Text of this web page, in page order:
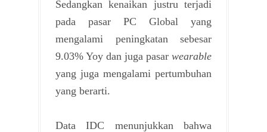
Sedangkan kenaikan justru terjadi
pada pasar PC Global yang
mengalami peningkatan sebesar
9.03% Yoy dan juga pasar wearable
yang juga mengalami pertumbuhan
yang berarti.
Data IDC menunjukkan bahwa